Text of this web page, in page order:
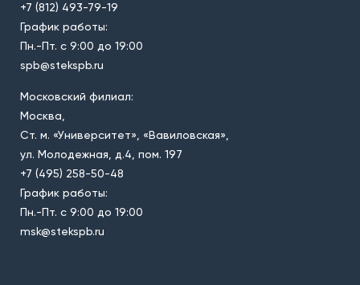
+7 (812) 493-79-19
График работы:
Пн.-Пт. с 9:00 до 19:00
spb@stekspb.ru
Московский филиал:
Москва,
Ст. м. «Университет», «Вавиловская»,
ул. Молодежная, д.4, пом. 197
+7 (495) 258-50-48
График работы:
Пн.-Пт. с 9:00 до 19:00
msk@stekspb.ru